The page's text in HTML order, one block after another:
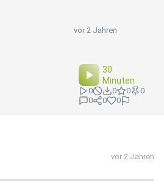
vor 2 Jahren
30
Minuten
0 0 0
0
0
0 0
vor 2 Jahren